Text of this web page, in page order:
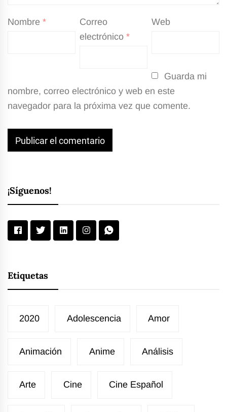
Nombre *
Correo
electrónico*
Web
Guarda mi
nombre, correo electrónico y web en este
navegador para la próxima vez que comente.
¡Síguenos!
Etiquetas
2020 Adolescencia Amor
Animación Anime Análisis
Arte Cine Cine Español